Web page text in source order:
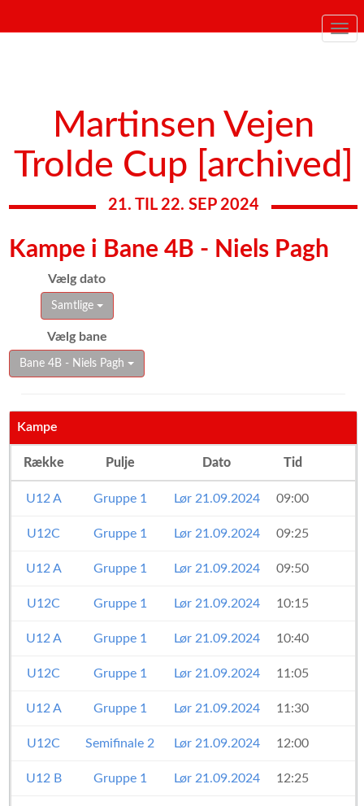
Martinsen Vejen
Trolde Cup [archived]
21. TIL 22. SEP 2024
Kampe i Bane 4B - Niels Pagh
Vælg dato
Samtlige
Vælg bane
Bane 4B - Niels Pagh
Kampe
Række Pulje Dato Tid
U12 A Gruppe 1 Lør 21.09.2024 09:00
U12C Gruppe 1 Lør 21.09.2024 09:25
U12 A Gruppe 1 Lør 21.09.2024 09:50
U12C Gruppe 1 Lør 21.09.2024 10:15
U12 A Gruppe 1 Lør 21.09.2024 10:40
U12C Gruppe 1 Lør 21.09.2024 11:05
U12 A Gruppe 1 Lør 21.09.2024 11:30
U12C Semifinale 2 Lør 21.09.2024 12:00
U12 B Gruppe 1 Lør 21.09.2024 12:25